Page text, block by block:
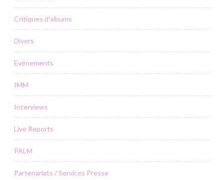
Critiques d'albums
Divers
Evénements
IMM
Interviews
Live Reports
PALM
Partenariats / Services Presse